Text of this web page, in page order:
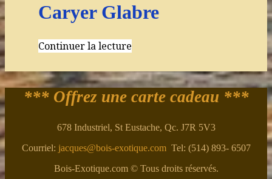
Caryer Glabre
Continuer la lecture
*** Offrez une carte cadeau ***
678 Industriel, St Eustache, Qc. J7R 5V3
Courriel: jacques@bois-exotique.comTel: (514) 893- 6507
Bois-Exotique.com © Tous droits réservés.